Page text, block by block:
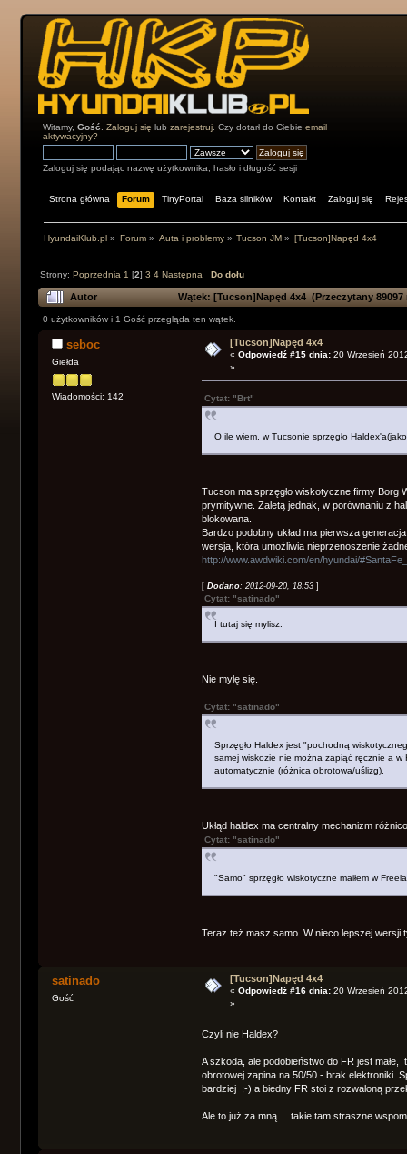
Witamy,Gość .Zaloguj się lubzarejestruj . Czy dotarł do Ciebieemail
aktywacyjny?
Zaloguj się podając nazwę użytkownika, hasło i długość sesji
Strona główna Forum TinyPortal Baza silników Kontakt Zaloguj się
HyundaiKlub.pl» Forum» Auta i problemy» Tucson JM » [Tucson]Napęd 4x4
Strony: Poprzednia 1 [2]3 4 Następna Do dołu
Autor Wątek: [Tucson]Napęd 4x4 (Przeczytany 89097
0 użytkowników i 1 Gość przegląda ten wątek.
seboc
Giełda
Wiadomości: 142
[Tucson]Napęd 4x4
«Odpowiedź #15 dnia: 20 Wrzesień
»
Cytat: "Brt"
O ile wiem, w Tucsonie sprzęgło
Tucson ma sprzęgło wiskotyczne firmy Borg
prymitywne. Zaletą jednak, w porównaniu z
blokowana.
Bardzo podobny układ ma pierwsza
wersja, która umożliwia nieprzenoszenie
http://www.awdwiki.com/en/hyundai/
[ Dodano: 2012-09-20, 18:53]
Cytat: "satinado"
I tutaj się mylisz.
Nie mylę się.
Cytat: "satinado"
Sprzęgło Haldex jest "pochodną
samej wiskozie nie można zapiąć ręcznie a
automatycznie (różnica obrotowa/uślizg).
Ukłąd haldex ma centralny mechanizm
Cytat: "satinado"
"Samo" sprzęgło wiskotyczne maiłem w
Teraz też masz samo. W nieco lepszej wersji
satinado
Gość
[Tucson]Napęd 4x4
«Odpowiedź #16 dnia: 20 Wrzesień
»
Czyli nie Haldex?
A szkoda, ale podobieństwo do FR jest małe,
obrotowej zapina na 50/50 - brak elektroniki.
bardziej ;-) a biedny FR stoi z rozwaloną
Ale to już za mną ... takie tam straszne